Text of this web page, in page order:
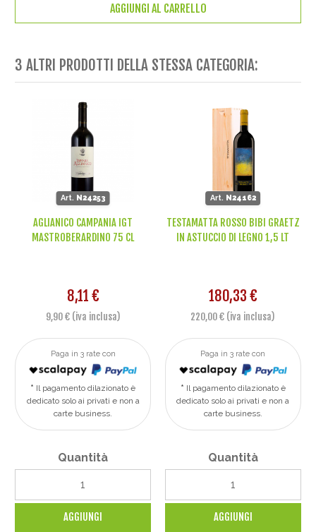
AGGIUNGI AL CARRELLO
3 ALTRI PRODOTTI DELLA STESSA CATEGORIA:
Art. N24253
AGLIANICO CAMPANIA IGT
MASTROBERARDINO 75 CL
8,11 €
9,90 € (iva inclusa)
Paga in 3 rate con
Il pagamento dilazionato è
dedicato solo ai privati e non a
carte business.
Quantità
AGGIUNGI
Art. N24162
TESTAMATTA ROSSO BIBI GRAETZ
IN ASTUCCIO DI LEGNO 1,5 LT
180,33 €
220,00 € (iva inclusa)
Paga in 3 rate con
Il pagamento dilazionato è
dedicato solo ai privati e non a
carte business.
Quantità
AGGIUNGI